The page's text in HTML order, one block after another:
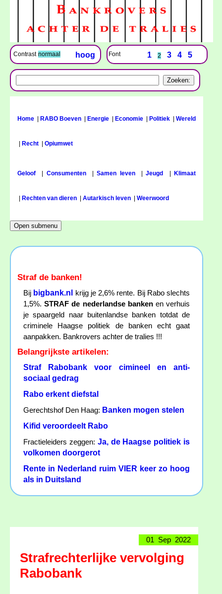
Contrast normaal hoog Font 1 2 3 4 5
Home RABO Boeven Energie Economie Politiek Wereld
Recht Opiumwet
Geloof Consumenten|Samen leven|Jeugd Klimaat
Rechten van dieren Autarkisch leven Weerwoord
Straf de banken!
Bij bigbank.nl
krijg je 2,6% rente. Bij Rabo slechts
1,5%.STRAF de nederlandse bankenen verhuis
je spaargeld naar buitenlandse banken totdat de
criminele Haagse politiek de banken echt gaat
aanpakken. Bankrovers achter de tralies !!!
Belangrijkste artikelen:
Straf Rabobank voor cimineel en anti-
sociaal gedrag
Rabo erkent diefstal
Gerechtshof Den Haag: Banken mogen stelen
Kifid veroordeelt Rabo
Fractieleiders zeggen: Ja, de Haagse politiek is
volkomen doorgerot
Rente in Nederland ruim VIER keer zo hoog
als in Duitsland
01 Sep 2022
Strafrechterlijke vervolging
Rabobank